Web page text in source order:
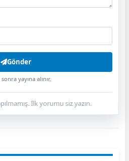
Gönder
yayına alınır.
İlk yorumu siz yazın.